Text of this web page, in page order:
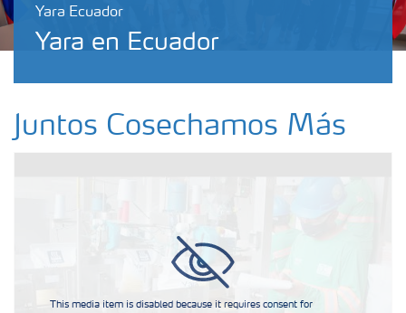
Yara Ecuador
Yara en Ecuador
Juntos Cosechamos Más
This media item is disabled because it requires consent for